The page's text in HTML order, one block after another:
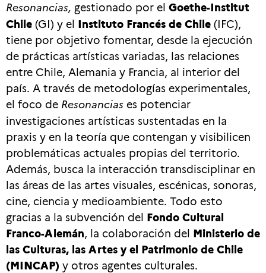
Resonancias, gestionado por el Goethe-Institut
Chile (GI) y el Instituto Francés de Chile (IFC),
tiene por objetivo fomentar, desde la ejecución
de prácticas artísticas variadas, las relaciones
entre Chile, Alemania y Francia, al interior del
país. A través de metodologías experimentales,
el foco de Resonancias es potenciar
investigaciones artísticas sustentadas en la
praxis y en la teoría que contengan y visibilicen
problemáticas actuales propias del territorio.
Además, busca la interacción transdisciplinar en
las áreas de las artes visuales, escénicas, sonoras,
cine, ciencia y medioambiente. Todo esto
gracias a la subvención del Fondo Cultural
Franco-Alemán, la colaboración del Ministerio de
las Culturas, las Artes y el Patrimonio de Chile
(MINCAP) y otros agentes culturales.